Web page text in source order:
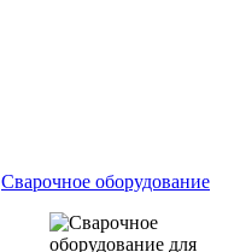
Сварочное оборудование